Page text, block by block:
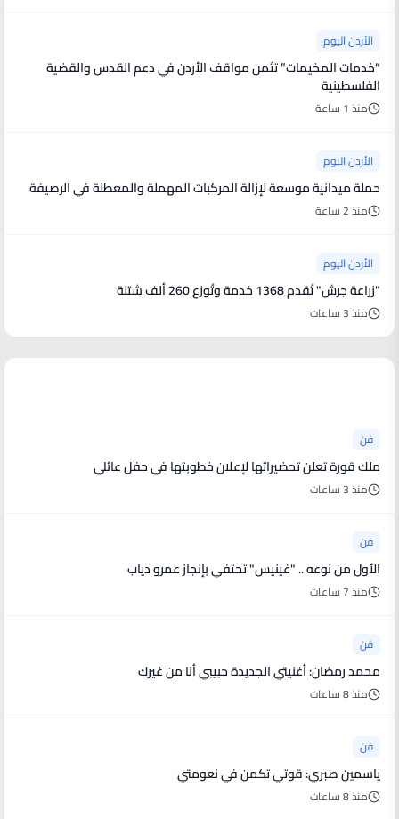
الأردن اليوم
“خدمات المخيمات” تثمن مواقف الأردن في دعم القدس والقضية
الفلسطينية
منذ 1 ساعة
الأردن اليوم
حملة ميدانية موسعة لإزالة المركبات المهملة والمعطلة في الرصيفة
منذ 2 ساعة
الأردن اليوم
"زراعة جرش" تُقدم 1368 خدمة وتُوزع 260 ألف شتلة
منذ 3 ساعات
فن
ملك قورة تعلن تحضيراتها لإعلان خطوبتها في حفل عائلي
منذ 3 ساعات
فن
الأول من نوعه .. "غينيس" تحتفي بإنجاز عمرو دياب
منذ 7 ساعات
فن
محمد رمضان: أغنيتي الجديدة حبيبي أنا من غيرك
منذ 8 ساعات
فن
ياسمين صبري: قوتي تكمن في نعومتي
منذ 8 ساعات